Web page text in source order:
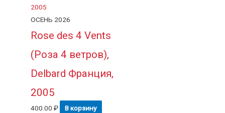
ОСЕНЬ 2026
Rose des 4 Vents
(Роза 4 ветров),
Delbard Франция,
2005
400.00₽ В корзину